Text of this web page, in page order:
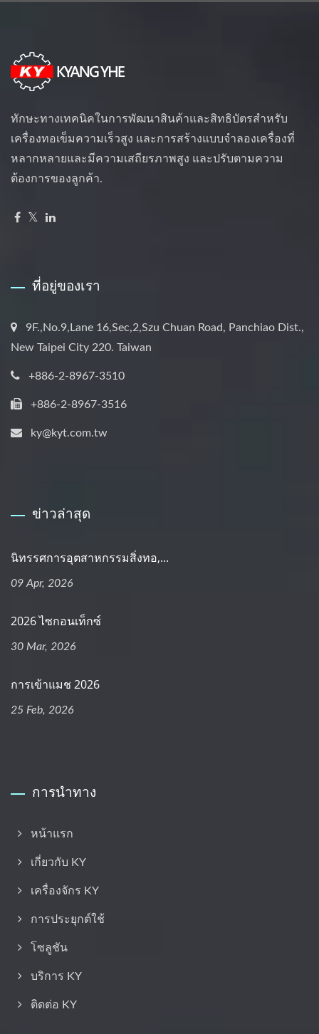
ทักษะทางเทคนิคในการพัฒนาสินค้าและสิทธิบัตรสำหรับ
เครื่องทอเข็มความเร็วสูง และการสร้างแบบจำลองเครื่องที่
หลากหลายและมีความเสถียรภาพสูง และปรับตามความ
ต้องการของลูกค้า.
ที่อยู่ของเรา
9F.,No.9,Lane 16,Sec,2,Szu Chuan Road, Panchiao Dist.,
New Taipei City 220. Taiwan
+886-2-8967-3510
+886-2-8967-3516
ky@kyt.com.tw
ข่าวล่าสุด
นิทรรศการอุตสาหกรรมสิ่งทอ,...
09 Apr, 2026
2026 ไซกอนเท็กซ์
30 Mar, 2026
การเข้าแมช 2026
25 Feb, 2026
การนำทาง
หน้าแรก
เกี่ยวกับ KY
เครื่องจักร KY
การประยุกต์ใช้
โซลูชัน
บริการ KY
ติดต่อ KY